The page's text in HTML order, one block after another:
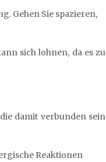
Gehen Sie spazieren,
sich lohnen, da es zu
damit verbunden sein
Reaktionen